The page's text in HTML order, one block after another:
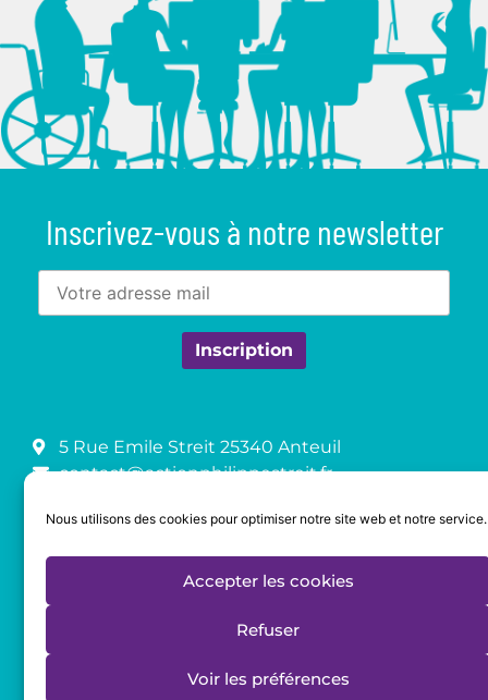
Nous utilisons des cookies pour optimiser notre site web et notre service.
Accepter les cookies
Refuser
Voir les préférences
Inscrivez-vous à notre newsletter
5 Rue Emile Streit 25340 Anteuil
contact@actionphilippestreit.fr
Politique de cookies (UE)